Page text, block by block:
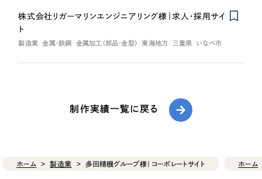
Nominee
株式会社リガーマリンエンジニアリング様｜求人・採用サイ
ト
製造業 金属・鉄鋼 金属加工（部品・金型） 東海地方 三重県 いなべ市
制作実績一覧に戻る
ホーム 製造業 多田精機グループ様｜コーポレートサイト ホーム